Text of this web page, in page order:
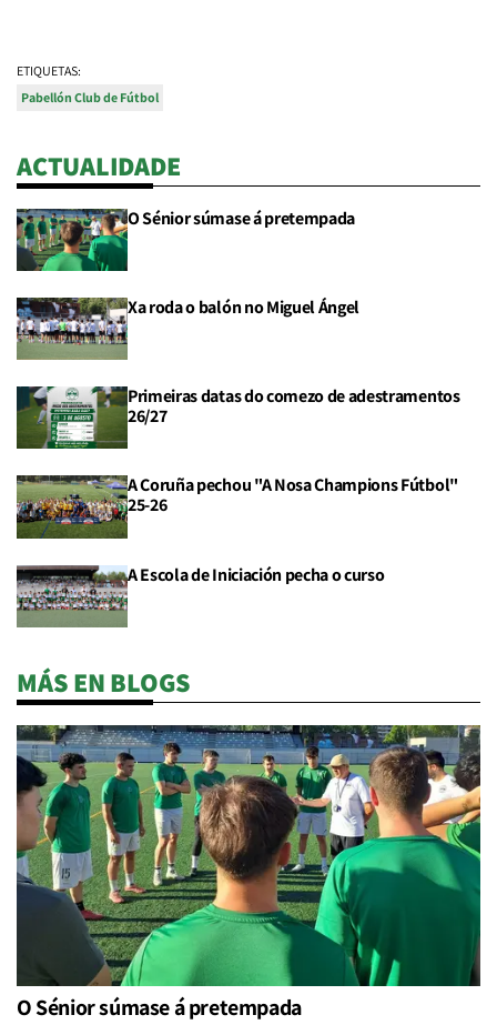
ETIQUETAS:
Pabellón Club de Fútbol
ACTUALIDADE
O Sénior súmase á pretempada
Xa roda o balón no Miguel Ángel
Primeiras datas do comezo de adestramentos
26/27
A Coruña pechou "A Nosa Champions Fútbol"
25-26
A Escola de Iniciación pecha o curso
MÁS EN BLOGS
O Sénior súmase á pretempada